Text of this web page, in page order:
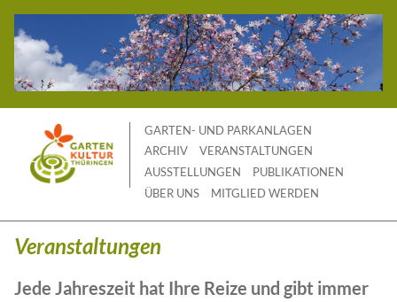
GARTEN- UND PARKANLAGEN
ARCHIV
VERANSTALTUNGEN
AUSSTELLUNGEN
PUBLIKATIONEN
ÜBER UNS
MITGLIED WERDEN
Veranstaltungen
Jede Jahreszeit hat Ihre Reize und gibt immer